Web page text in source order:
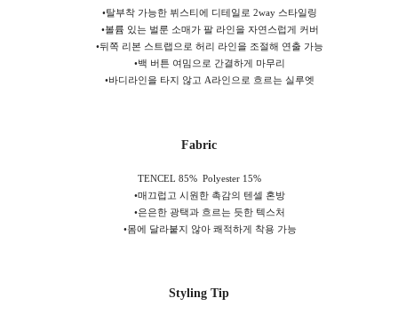
•탈부착 가능한 뷔스티에 디테일로 2way 스타일링
•볼륨 있는 벌룬 소매가 팔 라인을 자연스럽게 커버
•뒤쪽 리본 스트랩으로 허리 라인을 조절해 연출 가능
•백 버튼 여밈으로 간결하게 마무리
•바디라인을 타지 않고 A라인으로 흐르는 실루엣
Fabric
TENCEL 85% Polyester 15%
•매끄럽고 시원한 촉감의 텐셀 혼방
•은은한 광택과 흐르는 듯한 텍스처
•몸에 달라붙지 않아 쾌적하게 착용 가능
Styling Tip